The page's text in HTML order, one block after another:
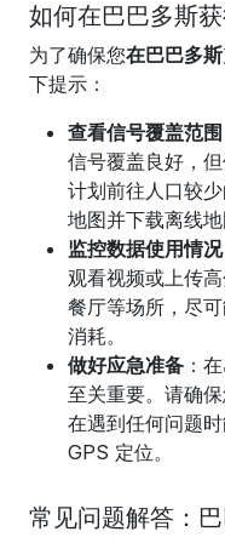
如何在巴巴多斯
为了确保您在巴巴多斯
下提示：
查看信号覆盖范围
信号覆盖良好，
计划前往人口较
地图并下载离线地
监控数据使用情况
观看视频或上传
餐厅等场所，尽
消耗。
做好应急准备 ：
至关重要。请确
在遇到任何问题
GPS 定位。
常见问题解答：